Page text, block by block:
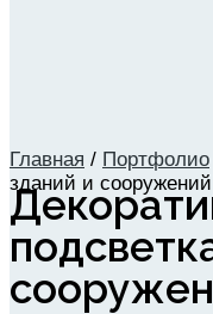
Главная / Портфолио
зданий и сооружений